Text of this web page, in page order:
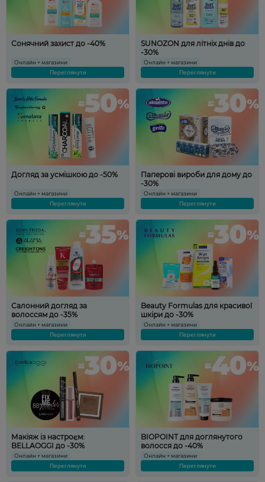
Сонячний захист до -40%
Онлайн + магазини
Переглянути
SUNOZON для літніх днів до
-30%
Онлайн + магазини
Переглянути
Догляд за усмішкою до -50%
Онлайн + магазини
Переглянути
Паперові вироби для дому до
-30%
Онлайн + магазини
Переглянути
Салонний догляд за
волоссям до -35%
Онлайн + магазини
Переглянути
Beauty Formulas для красивої
шкіри до -30%
Онлайн + магазини
Переглянути
Макіяж із настроєм:
BELLAOGGI до -30%
Онлайн + магазини
Переглянути
BIOPOINT для доглянутого
волосся до -40%
Онлайн + магазини
Переглянути